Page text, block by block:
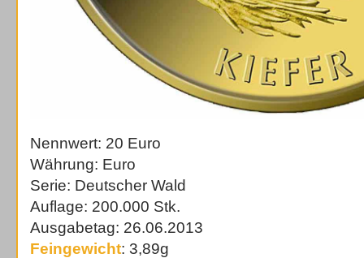
Nennwert: 20 Euro
Währung: Euro
Serie: Deutscher Wald
Auflage: 200.000 Stk.
Ausgabetag: 26.06.2013
Feingewicht: 3,89g